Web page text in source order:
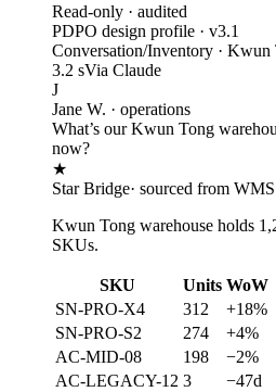
Read-only · audited
PDPO design profile · v3.1
Conversation/Inventory · Kwun
3.2 sVia Claude
J
Jane W. · operations
What’s our Kwun Tong
now?
★
Star Bridge· sourced from WMS
Kwun Tong warehouse holds
SKUs.
SKU Units WoW
SN-PRO-X4
312
+18%
SN-PRO-S2
274
+4%
AC-MID-08
198
−2%
AC-LEGACY-12 3
−47d